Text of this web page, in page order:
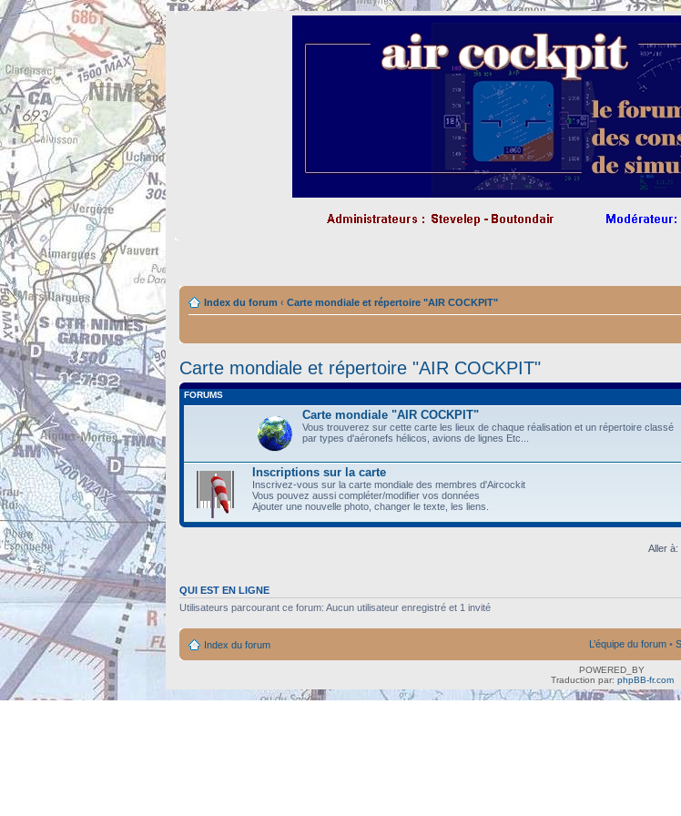
Index du forum ‹ Carte mondiale et répertoire "AIR COCKPIT"
Carte mondiale et répertoire "AIR COCKPIT"
FORUMS
Carte mondiale "AIR COCKPIT"
Vous trouverez sur cette carte les lieux de chaque réalisation et un répertoire classé
par types d'aéronefs hélicos, avions de lignes Etc...
Inscriptions sur la carte
Inscrivez-vous sur la carte mondiale des membres d'Aircockit
Vous pouvez aussi compléter/modifier vos données
Ajouter une nouvelle photo, changer le texte, les liens.
Aller à:
QUI EST EN LIGNE
Utilisateurs parcourant ce forum: Aucun utilisateur enregistré et 1 invité
Index du forum L’équipe du forum •
POWERED_BY
Traduction par: phpBB-fr.com